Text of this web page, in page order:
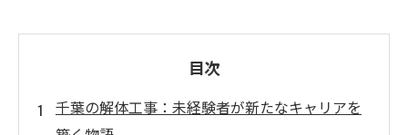
目次
千葉の解体工事：未経験者が新たなキャリアを